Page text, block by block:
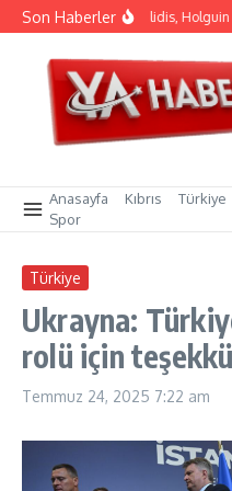
İçeriğe atla
Son HaberlerHristodulidis, Holguin
Anasayfa Kıbrıs Türkiye
Spor
Türkiye
Ukrayna:
rolü için
Temmuz 24, 2025 7:22 am